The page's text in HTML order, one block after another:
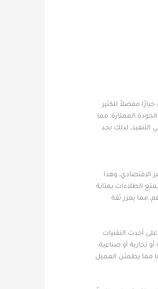
مفضلاً للكثير
الممتازة، مما
لذلك نجد
الاقتصادي، وهذا
الطلاءات بمتانة
مما يعزز ثقة
أحدث التقنيات
تجارية أو صناعية،
مما يطمئن العميل